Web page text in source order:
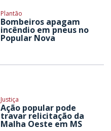
Plantão
Bombeiros apagam
incêndio em pneus no
Popular Nova
Justiça
Ação popular pode
travar relicitação da
Malha Oeste em MS